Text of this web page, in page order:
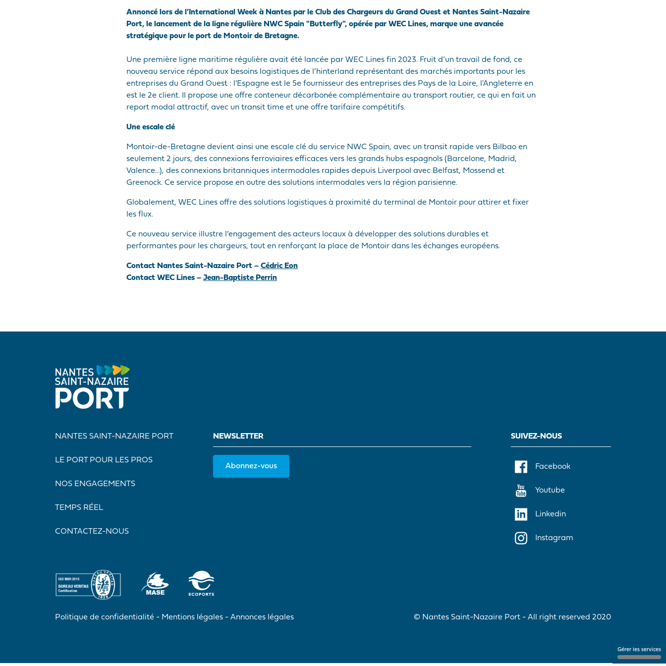
Annoncé lors de l’International Week à Nantes par le Club des Chargeurs du Grand Ouest et Nantes Saint-Nazaire
Port, le lancement de la ligne régulière NWC Spain "Butterfly", opérée par WEC Lines, marque une avancée
stratégique pour le port de Montoir de Bretagne.
Une première ligne maritime régulière avait été lancée par WEC Lines fin 2023. Fruit d’un travail de fond, ce
nouveau service répond aux besoins logistiques de l’hinterland représentant des marchés importants pour les
entreprises du Grand Ouest : l'Espagne est le 5e fournisseur des entreprises des Pays de la Loire, l'Angleterre en
est le 2e client. Il propose une offre conteneur décarbonée complémentaire au transport routier, ce qui en fait un
report modal attractif, avec un transit time et une offre tarifaire compétitifs.
Une escale clé
Montoir-de-Bretagne devient ainsi une escale clé du service NWC Spain, avec un transit rapide vers Bilbao en
seulement 2 jours, des connexions ferroviaires efficaces vers les grands hubs espagnols (Barcelone, Madrid,
Valence…), des connexions britanniques intermodales rapides depuis Liverpool avec Belfast, Mossend et
Greenock. Ce service propose en outre des solutions intermodales vers la région parisienne.
Globalement, WEC Lines offre des solutions logistiques à proximité du terminal de Montoir pour attirer et fixer
les flux.
Ce nouveau service illustre l’engagement des acteurs locaux à développer des solutions durables et
performantes pour les chargeurs, tout en renforçant la place de Montoir dans les échanges européens.
Contact Nantes Saint-Nazaire Port – Cédric Eon
Contact WEC Lines – Jean-Baptiste Perrin
NANTES SAINT-NAZAIRE PORT
LE PORT POUR LES PROS
NOS ENGAGEMENTS
TEMPS RÉEL
CONTACTEZ-NOUS
NEWSLETTER
Abonnez-vous
SUIVEZ-NOUS
Facebook
Youtube
Linkedin
Instagram
Politique de confidentialité Mentions légales Annonces légales © Nantes Saint-Nazaire Port - All right reserved 2020
Gérer les services